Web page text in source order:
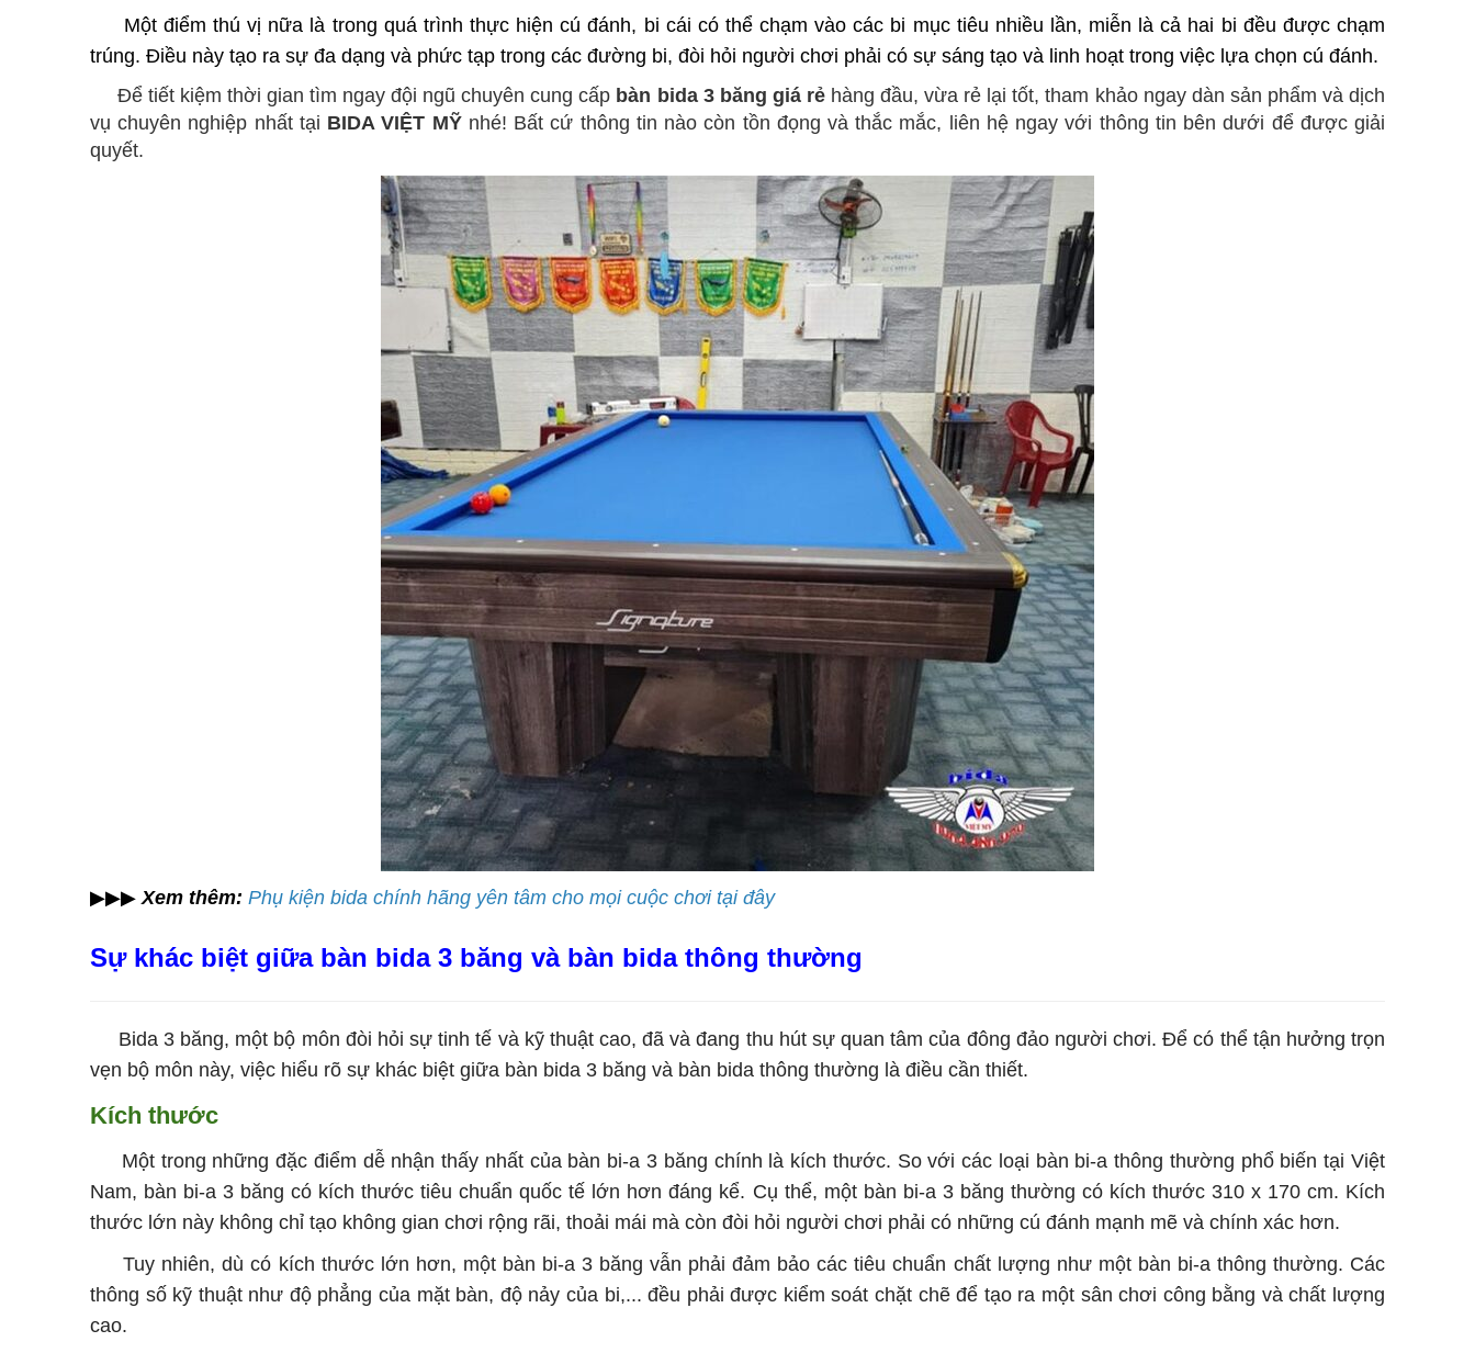
Một điểm thú vị nữa là trong quá trình thực hiện cú đánh, bi cái có thể chạm vào các bi mục tiêu nhiều lần, miễn là cả hai bi đều được chạm
trúng. Điều này tạo ra sự đa dạng và phức tạp trong các đường bi, đòi hỏi người chơi phải có sự sáng tạo và linh hoạt trong việc lựa chọn cú đánh.
Để tiết kiệm thời gian tìm ngay đội ngũ chuyên cung cấp bàn bida 3 băng giá rẻhàng đầu, vừa rẻ lại tốt, tham khảo ngay dàn sản phẩm và dịch
vụ chuyên nghiệp nhất tại BIDA VIỆT MỸ nhé! Bất cứ thông tin nào còn tồn đọng và thắc mắc, liên hệ ngay với thông tin bên dưới để được giải
quyết.
▶▶▶Xem thêm: Phụ kiện bida chính hãng yên tâm cho mọi cuộc chơi tại đây
Sự khác biệt giữa bàn bida 3 băng và bàn bida thông thường
Bida 3 băng, một bộ môn đòi hỏi sự tinh tế và kỹ thuật cao, đã và đang thu hút sự quan tâm của đông đảo người chơi. Để có thể tận hưởng trọn
vẹn bộ môn này, việc hiểu rõ sự khác biệt giữa bàn bida 3 băng và bàn bida thông thường là điều cần thiết.
Kích thước
Một trong những đặc điểm dễ nhận thấy nhất của bàn bi-a 3 băng chính là kích thước. So với các loại bàn bi-a thông thường phổ biến tại Việt
Nam, bàn bi-a 3 băng có kích thước tiêu chuẩn quốc tế lớn hơn đáng kể. Cụ thể, một bàn bi-a 3 băng thường có kích thước 310 x 170 cm. Kích
thước lớn này không chỉ tạo không gian chơi rộng rãi, thoải mái mà còn đòi hỏi người chơi phải có những cú đánh mạnh mẽ và chính xác hơn.
Tuy nhiên, dù có kích thước lớn hơn, một bàn bi-a 3 băng vẫn phải đảm bảo các tiêu chuẩn chất lượng như một bàn bi-a thông thường. Các
thông số kỹ thuật như độ phẳng của mặt bàn, độ nảy của bi,... đều phải được kiểm soát chặt chẽ để tạo ra một sân chơi công bằng và chất lượng
cao.